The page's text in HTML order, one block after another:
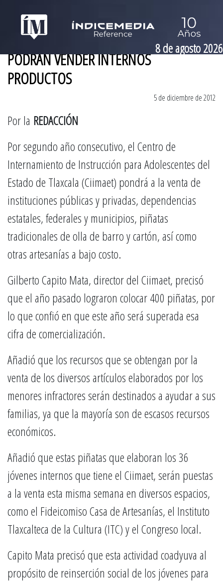
8 de agosto 2026
PODRÁN VENDER INTERNOS
PRODUCTOS
5 de diciembre de 2012
Por la REDACCIÓN
Por segundo año consecutivo, el Centro de
Internamiento de Instrucción para Adolescentes del
Estado de Tlaxcala (Ciimaet) pondrá a la venta de
instituciones públicas y privadas, dependencias
estatales, federales y municipios, piñatas
tradicionales de olla de barro y cartón, así como
otras artesanías a bajo costo.
Gilberto Capito Mata, director del Ciimaet, precisó
que el año pasado lograron colocar 400 piñatas, por
lo que confió en que este año será superada esa
cifra de comercialización.
Añadió que los recursos que se obtengan por la
venta de los diversos artículos elaborados por los
menores infractores serán destinados a ayudar a sus
familias, ya que la mayoría son de escasos recursos
económicos.
Añadió que estas piñatas que elaboran los 36
jóvenes internos que tiene el Ciimaet, serán puestas
a la venta esta misma semana en diversos espacios,
como el Fideicomiso Casa de Artesanías, el Instituto
Tlaxcalteca de la Cultura (ITC) y el Congreso local.
Capito Mata precisó que esta actividad coadyuva al
propósito de reinserción social de los jóvenes para